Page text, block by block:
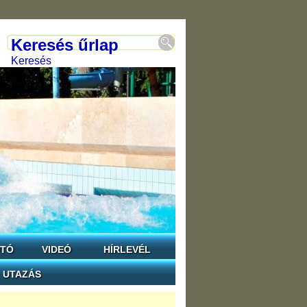
Keresés űrlap
Keresés
VIDEÓ HÍRLEVÉL
UTAZÁS